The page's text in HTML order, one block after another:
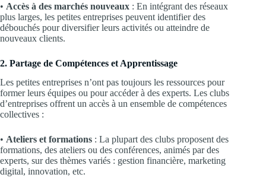
• Accès à des marchés nouveaux : En intégrant des réseaux
plus larges, les petites entreprises peuvent identifier des
débouchés pour diversifier leurs activités ou atteindre de
nouveaux clients.
2. Partage de Compétences et Apprentissage
Les petites entreprises n’ont pas toujours les ressources pour
former leurs équipes ou pour accéder à des experts. Les clubs
d’entreprises offrent un accès à un ensemble de compétences
collectives :
• Ateliers et formations : La plupart des clubs proposent des
formations, des ateliers ou des conférences, animés par des
experts, sur des thèmes variés : gestion financière, marketing
digital, innovation, etc.